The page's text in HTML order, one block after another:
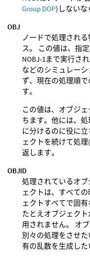
Group DOP)しないな
OBJ
ノードで処理され
ス。 この値は、指
NOBJ-1まで実行さ
などのシミュレー
ず、現在の処理順
す。
この値は、オブジ
ちます。他には、
に分けるのに役に
ェクトを続けて処理(
返します。
OBJID
処理されているオ
ェクトは、すべて
ェクトすべてで固
たとえオブジェク
用されません。 オ
別々の処理をさせ
有の乱数を生成した